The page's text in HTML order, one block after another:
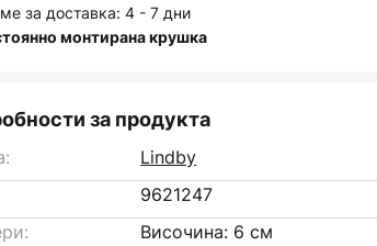
за доставка: 4 - 7 дни
монтирана крушка
за продукта
Lindby
9621247
Височина: 6 см